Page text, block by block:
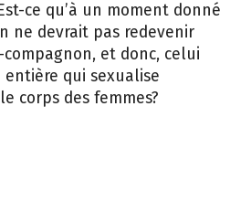
ce qu’à un moment donné
ne devrait pas redevenir
et donc, celui
entière qui sexualise
corps des femmes?